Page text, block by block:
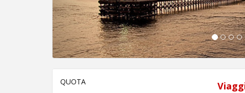
QUOTA